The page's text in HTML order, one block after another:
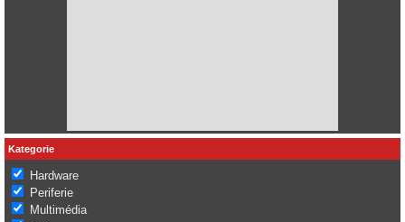
Kategorie
Hardware
Periferie
Multimédia